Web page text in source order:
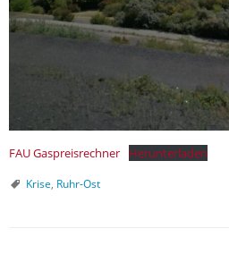
FAU Gaspreisrechner Herunterladen
Krise, Ruhr-Ost